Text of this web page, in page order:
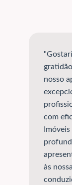
nosso
com
às